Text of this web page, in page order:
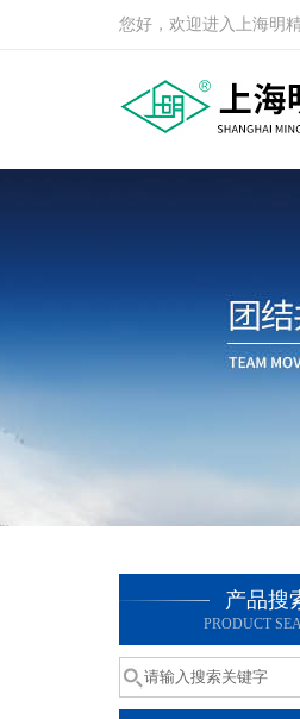
您好，欢迎进入上海明
产品搜
PRODUCT